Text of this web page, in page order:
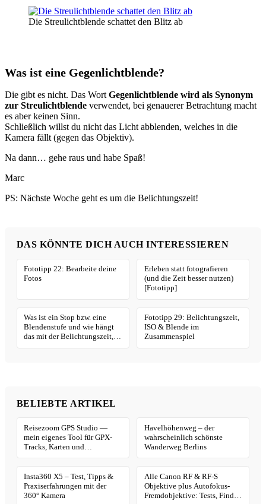
Die Streulichtblende schattet den Blitz ab
Was ist eine Gegenlichtblende?
Die gibt es nicht. Das Wort Gegenlichtblende wird als Synonym
zur Streulichtblende verwendet, bei genauerer Betrachtung macht
es aber keinen Sinn.
Schließlich willst du nicht das Licht abblenden, welches in die
Kamera fällt (gegen das Objektiv).
Na dann… gehe raus und habe Spaß!
Marc
PS: Nächste Woche geht es um die Belichtungszeit!
DAS KÖNNTE DICH AUCH INTERESSIEREN
Fototipp 22: Bearbeite deine
Fotos
Erleben statt fotografieren
(und die Zeit besser nutzen)
[Fototipp]
Was ist ein Stop bzw. eine
Blendenstufe und wie hängt
das mit der Belichtungszeit,
Fototipp 29: Belichtungszeit,
ISO & Blende im
Zusammenspiel
BELIEBTE ARTIKEL
Reisezoom GPS Studio —
mein eigenes Tool für GPX-
Tracks, Karten und
Havelhöhenweg – der
wahrscheinlich schönste
Wanderweg Berlins
Insta360 X5 – Test, Tipps &
Praxiserfahrungen mit der
360° Kamera
Alle Canon RF & RF-S
Objektive plus Autofokus-
Fremdobjektive: Tests, Finder